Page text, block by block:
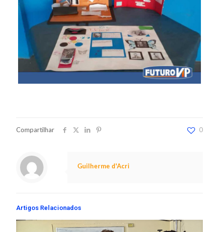
Compartilhar 0
Guilherme d'Acri
Artigos Relacionados